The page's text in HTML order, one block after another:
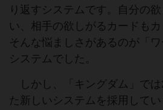
り返すシステムです。自分の
い、相手の欲しがるカードもカ
そんな悩ましさがあるのが「
システムでした。
しかし、「キングダム」では
た新しいシステムを採用して